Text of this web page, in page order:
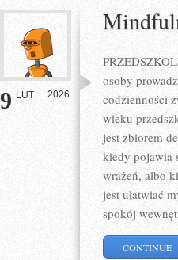
9 LUT 2026
osoby
codzienności
wieku
jest zbiorem
kiedy pojawia
wrażeń, albo
jest ułatwiać
spokój
CONTINUE